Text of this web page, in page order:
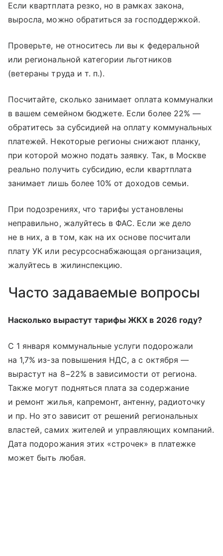
Если квартплата резко, но в рамках закона,
выросла, можно обратиться за господдержкой.
Проверьте, не относитесь ли вы к федеральной
или региональной категории льготников
(ветераны труда и т. п.).
Посчитайте, сколько занимает оплата коммуналки
в вашем семейном бюджете. Если более 22% —
обратитесь за субсидией на оплату коммунальных
платежей. Некоторые регионы снижают планку,
при которой можно подать заявку. Так, в Москве
реально получить субсидию, если квартплата
занимает лишь более 10% от доходов семьи.
При подозрениях, что тарифы установлены
неправильно, жалуйтесь в ФАС. Если же дело
не в них, а в том, как на их основе посчитали
плату УК или ресурсоснабжающая организация,
жалуйтесь в жилинспекцию.
Часто задаваемые вопросы
Насколько вырастут тарифы ЖКХ в 2026 году?
С 1 января коммунальные услуги подорожали
на 1,7% из-за повышения НДС, а с октября —
вырастут на 8−22% в зависимости от региона.
Также могут подняться плата за содержание
и ремонт жилья, капремонт, антенну, радиоточку
и пр. Но это зависит от решений региональных
властей, самих жителей и управляющих компаний.
Дата подорожания этих «строчек» в платежке
может быть любая.